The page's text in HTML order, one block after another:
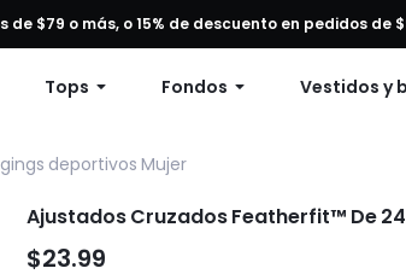
$79 o más, o 15% de descuento en pedidos de
a 49 dólares.
Tops Fondos Vestidos y
deportivos Mujer
Ajustados Cruzados Featherfit™ De
$23.99